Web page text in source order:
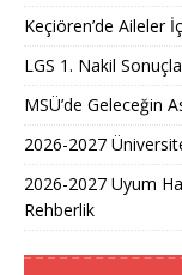
Keçiören’de Aileler
LGS 1. Nakil
MSÜ’de Geleceğin
2026-2027
2026-2027 Uyum
Rehberlik